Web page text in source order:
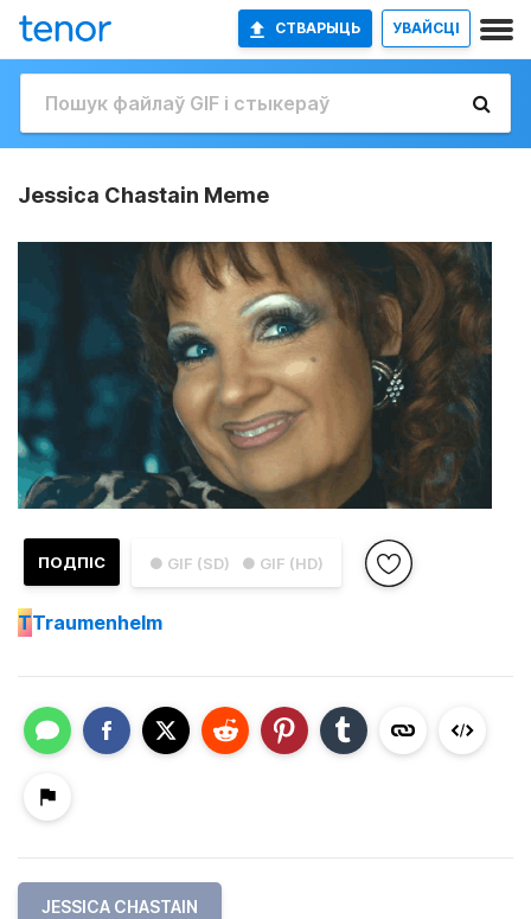
СТВАРЫЦЬ УВАЙСЦІ
Jessica Chastain Meme
● GIF (SD) ● GIF (HD)
ПОДПІС
TTraumenhelm
JESSICA CHASTAIN